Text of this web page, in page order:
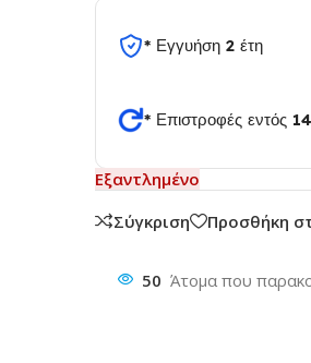
* Εγγυήση 2 έτη
* Επιστροφές εντός
Εξαντλημένο
Σύγκριση
Προσθήκη
50 Άτομα που